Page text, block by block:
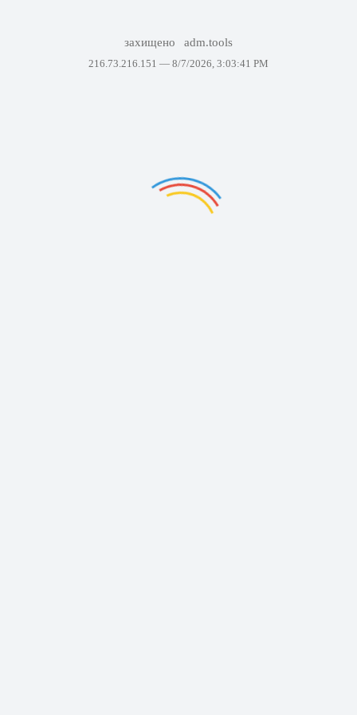
захищено adm.tools
216.73.216.151 — 8/7/2026, 3:03:41 PM